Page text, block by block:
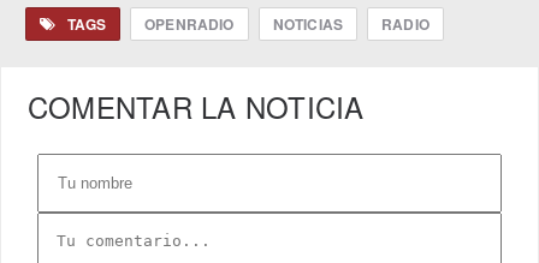
TAGS OPENRADIO NOTICIAS RADIO
COMENTAR LA NOTICIA